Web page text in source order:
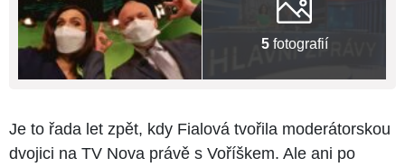
5fotografií
Je to řada let zpět, kdy Fialová tvořila moderátorskou
dvojici na TV Nova právě s Voříškem. Ale ani po